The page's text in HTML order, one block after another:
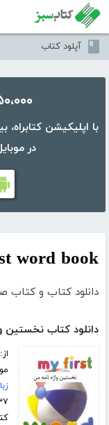
آپلود کتاب
۵۰،۰۰۰ کتاب در
در
word book
دانلود کتاب و کتاب
دانلود کتاب نخستین
۳۷